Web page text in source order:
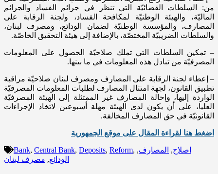
من: السلطات القضائيّة التي تنظر في جرائم الفساد والجرائم
الماليّة، والهيئة الوطنيّة لمكافحة الفساد، ولجنة الرقابة على
المصارف، والمؤسسة الوطنيّة لضمان الودائع، ومصرف لبنان،
والسلطات الضريبيّة المختصّة، بالإضافة إلى هيئة التحقيق الخاصّة.
– تمكين السلطات التي تملك صلاحيّة الحصول على المعلومات
المصرفيّة من تبادل هذه المعلومات في ما بينها.
– إعطاء لجنة الرقابة على المصارف ومصرف لبنان صلاحيّة مراقبة
تطبيق القانون، لجهة امتثال المصارف لطلبات المعلومات المصرفيّة
الواردة إليها، وإحالة المصارف غير الممتثلة إلى الهيئة المصرفيّة
العليا، على أن يكون لدى الهيئة مهلة أسبوعين لاتخاذ الإجراءات
القانونيّة في حق المصارف المخالفة.
اضغط هنا لقراءة المقال على موقع الجمهورية
Bank, Central Bank, Deposits, Reform, اصلاح, المصارف,
الودائع, مصرف لبنان